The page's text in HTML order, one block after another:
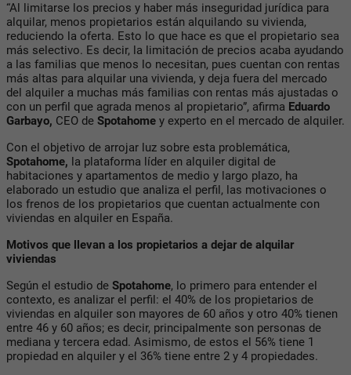
“Al limitarse los precios y haber más inseguridad jurídica para
alquilar, menos propietarios están alquilando su vivienda,
reduciendo la oferta. Esto lo que hace es que el propietario sea
más selectivo. Es decir, la limitación de precios acaba ayudando
a las familias que menos lo necesitan, pues cuentan con rentas
más altas para alquilar una vivienda, y deja fuera del mercado
del alquiler a muchas más familias con rentas más ajustadas o
con un perfil que agrada menos al propietario”, afirma Eduardo
Garbayo, CEO de Spotahome y experto en el mercado de alquiler.
Con el objetivo de arrojar luz sobre esta problemática,
Spotahome, la plataforma líder en alquiler digital de
habitaciones y apartamentos de medio y largo plazo, ha
elaborado un estudio que analiza el perfil, las motivaciones o
los frenos de los propietarios que cuentan actualmente con
viviendas en alquiler en España.
Motivos que llevan a los propietarios a dejar de alquilar
viviendas
Según el estudio de Spotahome, lo primero para entender el
contexto, es analizar el perfil: el 40% de los propietarios de
viviendas en alquiler son mayores de 60 años y otro 40% tienen
entre 46 y 60 años; es decir, principalmente son personas de
mediana y tercera edad. Asimismo, de estos el 56% tiene 1
propiedad en alquiler y el 36% tiene entre 2 y 4 propiedades.